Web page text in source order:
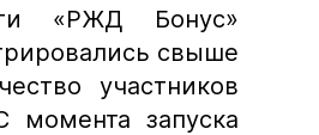
«РЖД Бонус»
свыше
участников
запуска